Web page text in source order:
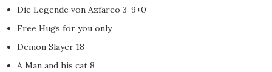
Die Legende von Azfareo 3-9+0
Free Hugs for you only
Demon Slayer 18
A Man and his cat 8